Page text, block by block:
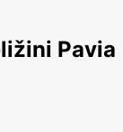
Pavia